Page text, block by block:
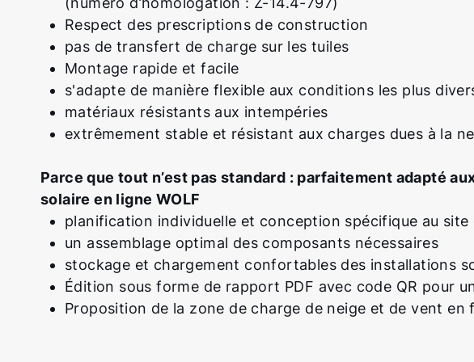
Respect des prescriptions de construction
pas de transfert de charge sur les tuiles
Montage rapide et facile
s'adapte de manière flexible aux conditions les plus
matériaux résistants aux intempéries
extrêmement stable et résistant aux charges dues à la
Parce que tout n’est pas standard : parfaitement adapté
solaire en ligne WOLF
planification individuelle et conception spécifique au site
un assemblage optimal des composants nécessaires
stockage et chargement confortables des installations
Édition sous forme de rapport PDF avec code QR pour
Proposition de la zone de charge de neige et de vent en